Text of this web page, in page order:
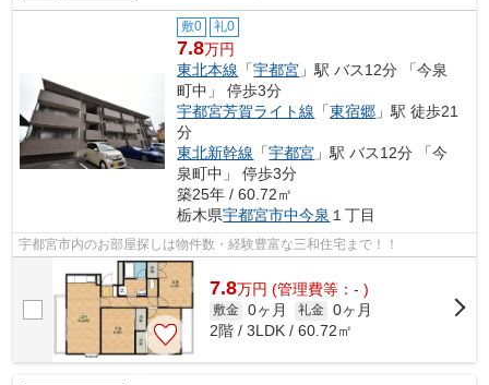
敷0 礼0
7.8万円
東北本線 「宇都宮 」駅 バス12分 「今泉
町中」 停歩3分
宇都宮芳賀ライト線 「東宿郷 」駅 徒歩21
分
東北新幹線 「宇都宮 」駅 バス12分 「今
泉町中」 停歩3分
築25年 / 60.72㎡
栃木県宇都宮市中今泉 １丁目
宇都宮市内のお部屋探しは物件数・経験豊富な三和住宅まで！！
7.8万円 (管理費等：- )
敷金 0ヶ月 礼金 0ヶ月
2階 / 3LDK / 60.72㎡